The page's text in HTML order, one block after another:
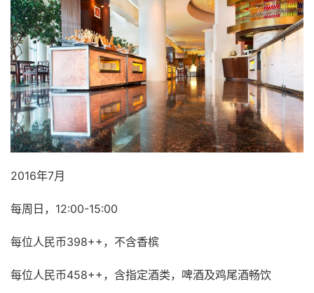
2016年7月
每周日，12:00-15:00
每位人民币398++，不含香槟
每位人民币458++，含指定酒类，啤酒及鸡尾酒畅饮